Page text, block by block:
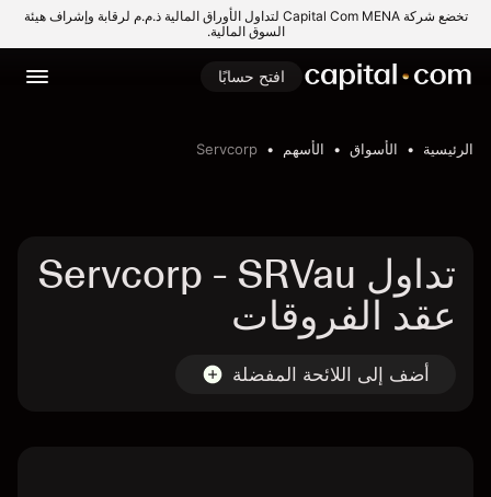
تخضع شركة Capital Com MENA لتداول الأوراق المالية ذ.م.م لرقابة وإشراف هيئة
السوق المالية.
افتح حسابًا
الرئيسية الأسواق الأسهم Servcorp
تداول Servcorp - SRVau
عقد الفروقات
أضف إلى اللائحة المفضلة